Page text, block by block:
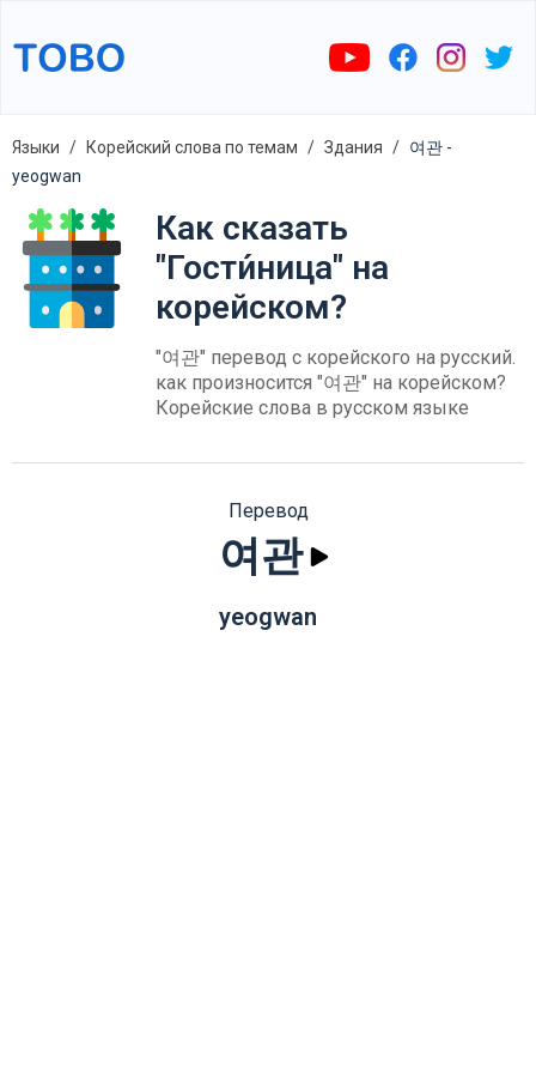
Языки Корейский слова по темам Здания
여관 -
yeogwan
Как сказать
"Гости́ница" на
корейском?
"여관" перевод с корейского на русский.
как произносится "여관" на корейском?
Корейские слова в русском языке
Перевод
여관
yeogwan